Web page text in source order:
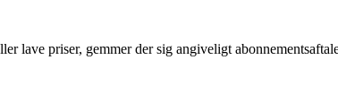
lave priser, gemmer der sig angiveligt